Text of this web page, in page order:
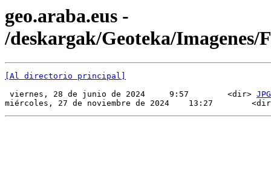
geo.araba.eus -
/deskargak/Geoteka/Imagenes/
[Al directorio principal]
viernes, 28 de junio de 2024     9:57        <dir> JPG
miércoles, 27 de noviembre de 2024    13:27